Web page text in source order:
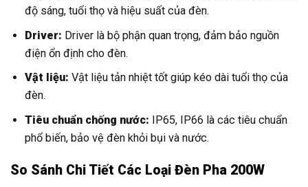
độ sáng, tuổi thọ và hiệu suất của đèn.
Driver: Driver là bộ phận quan trọng, đảm bảo nguồn
điện ổn định cho đèn.
Vật liệu: Vật liệu tản nhiệt tốt giúp kéo dài tuổi thọ của
đèn.
Tiêu chuẩn chống nước: IP65, IP66 là các tiêu chuẩn
phổ biến, bảo vệ đèn khỏi bụi và nước.
So Sánh Chi Tiết Các Loại Đèn Pha 200W